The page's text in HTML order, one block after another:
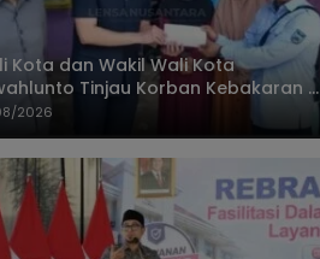
Kota dan Wakil Wali Kota
Tinjau Korban Kebakaran di
Pastikan Bantuan dan Perkuat
Bencana
2026